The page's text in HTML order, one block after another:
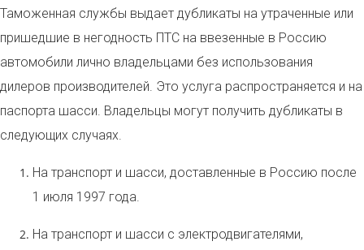
Таможенная службы выдает дубликаты на утраченные или
пришедшие в негодность ПТС на ввезенные в Россию
автомобили лично владельцами без использования
дилеров производителей. Это услуга распространяется и на
паспорта шасси. Владельцы могут получить дубликаты в
следующих случаях.
На транспорт и шасси, доставленные в Россию после
1 июля 1997 года.
На транспорт и шасси с электродвигателями,